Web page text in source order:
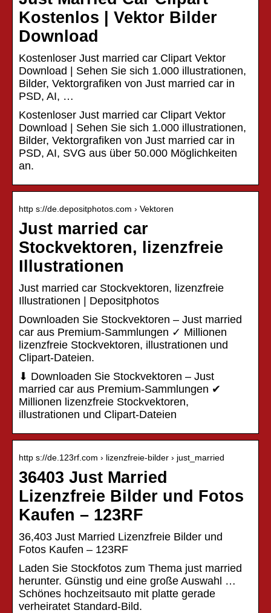
Kostenlos | Vektor Bilder
Download
Kostenloser Just married car Clipart Vektor
Download | Sehen Sie sich 1.000 illustrationen,
Bilder, Vektorgrafiken von Just married car in
PSD, AI, …
Kostenloser Just married car Clipart Vektor
Download | Sehen Sie sich 1.000 illustrationen,
Bilder, Vektorgrafiken von Just married car in
PSD, AI, SVG aus über 50.000 Möglichkeiten
an.
http s://de.depositphotos.com › Vektoren
Just married car
Stockvektoren, lizenzfreie
Illustrationen
Just married car Stockvektoren, lizenzfreie
Illustrationen | Depositphotos
Downloaden Sie Stockvektoren – Just married
car aus Premium-Sammlungen ✓ Millionen
lizenzfreie Stockvektoren, illustrationen und
Clipart-Dateien.
⬇ Downloaden Sie Stockvektoren – Just
married car aus Premium-Sammlungen ✔
Millionen lizenzfreie Stockvektoren,
illustrationen und Clipart-Dateien
http s://de.123rf.com › lizenzfreie-bilder › just_married
36403 Just Married
Lizenzfreie Bilder und Fotos
Kaufen – 123RF
36,403 Just Married Lizenzfreie Bilder und
Fotos Kaufen – 123RF
Laden Sie Stockfotos zum Thema just married
herunter. Günstig und eine große Auswahl …
Schönes hochzeitsauto mit platte gerade
verheiratet Standard-Bild.